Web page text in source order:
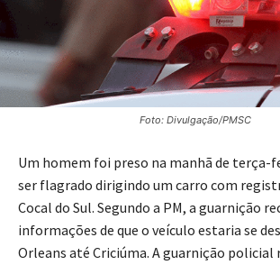
Foto: Divulgação/PMSC
Um homem foi preso na manhã de terça-
ser flagrado dirigindo um carro com
Cocal do Sul. Segundo a PM, a guarnição
informações de que o veículo estaria se
Orleans até Criciúma. A guarnição policial